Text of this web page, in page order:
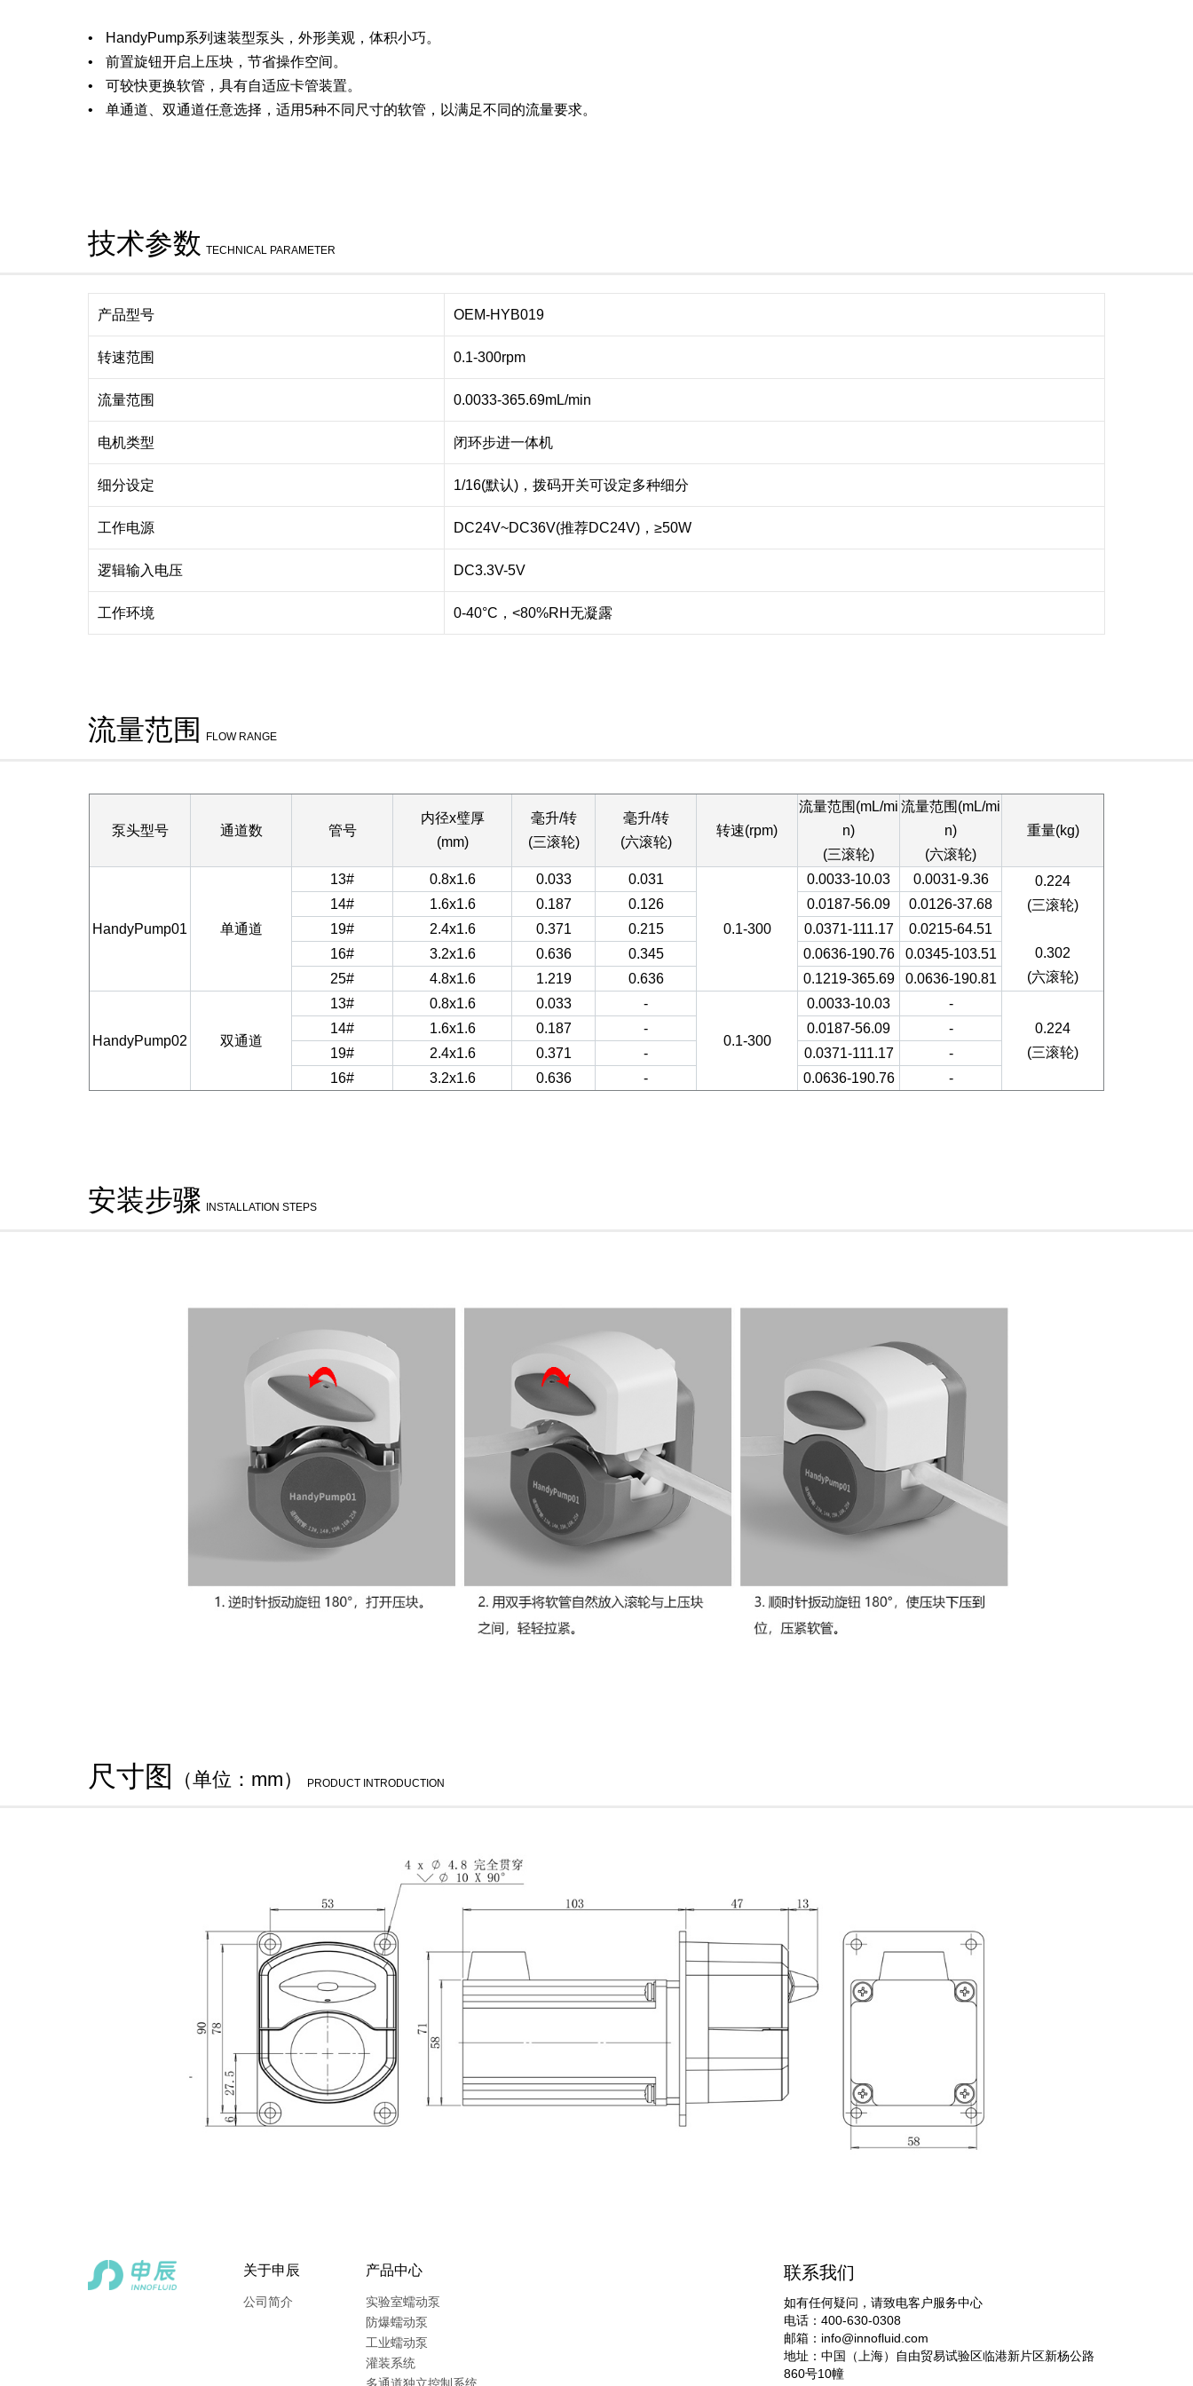
HandyPump系列速装型泵头，外形美观，体积小巧。
前置旋钮开启上压块，节省操作空间。
可较快更换软管，具有自适应卡管装置。
单通道、双通道任意选择，适用5种不同尺寸的软管，以满足不同的流量要求。
技术参数 TECHNICAL PARAMETER
产品型号 OEM-HYB019
转速范围 0.1-300rpm
流量范围 0.0033-365.69mL/min
电机类型 闭环步进一体机
细分设定 1/16(默认)，拨码开关可设定多种细分
工作电源 DC24V~DC36V(推荐DC24V)，≥50W
逻辑输入电压 DC3.3V-5V
工作环境 0-40°C，<80%RH无凝露
流量范围 FLOW RANGE
泵头型号 通道数 管号
内径x璧厚
(mm)
毫升/转
(三滚轮)
毫升/转
(六滚轮)
转速(rpm)
流量范围(mL/mi
n)
(三滚轮)
流量范围(mL/mi
n)
(六滚轮)
重量(kg)
HandyPump01 单通道
13# 0.8x1.6 0.033 0.031
0.1-300
0.0033-10.03 0.0031-9.36
0.224
(三滚轮)
0.302
(六滚轮)
14# 1.6x1.6 0.187 0.126 0.0187-56.09
0.0126-37.68
19#
2.4x1.6 0.371 0.215 0.0371-111.17
0.0215-64.51
16#
3.2x1.6 0.636 0.345 0.0636-190.76
0.0345-103.51
25#
4.8x1.6 1.219 0.636 0.1219-365.69 0.0636-190.81
HandyPump02 双通道
13# 0.8x1.6 0.033 -
0.1-300
0.0033-10.03
-
0.224
(三滚轮)
14# 1.6x1.6 0.187 - 0.0187-56.09
-
19#
2.4x1.6 0.371 - 0.0371-111.17
-
16#
3.2x1.6 0.636 - 0.0636-190.76 -
安装步骤 INSTALLATION STEPS
尺寸图 （单位：mm） PRODUCT INTRODUCTION
关于申辰
公司简介
产品中心
实验室蠕动泵
防爆蠕动泵
工业蠕动泵
灌装系统
联系我们
如有任何疑问，请致电客户服务中心
电话：400-630-0308
邮箱： info@innofluid.com
地址：中国（上海）自由贸易试验区临港新片区新杨公路
860号10幢